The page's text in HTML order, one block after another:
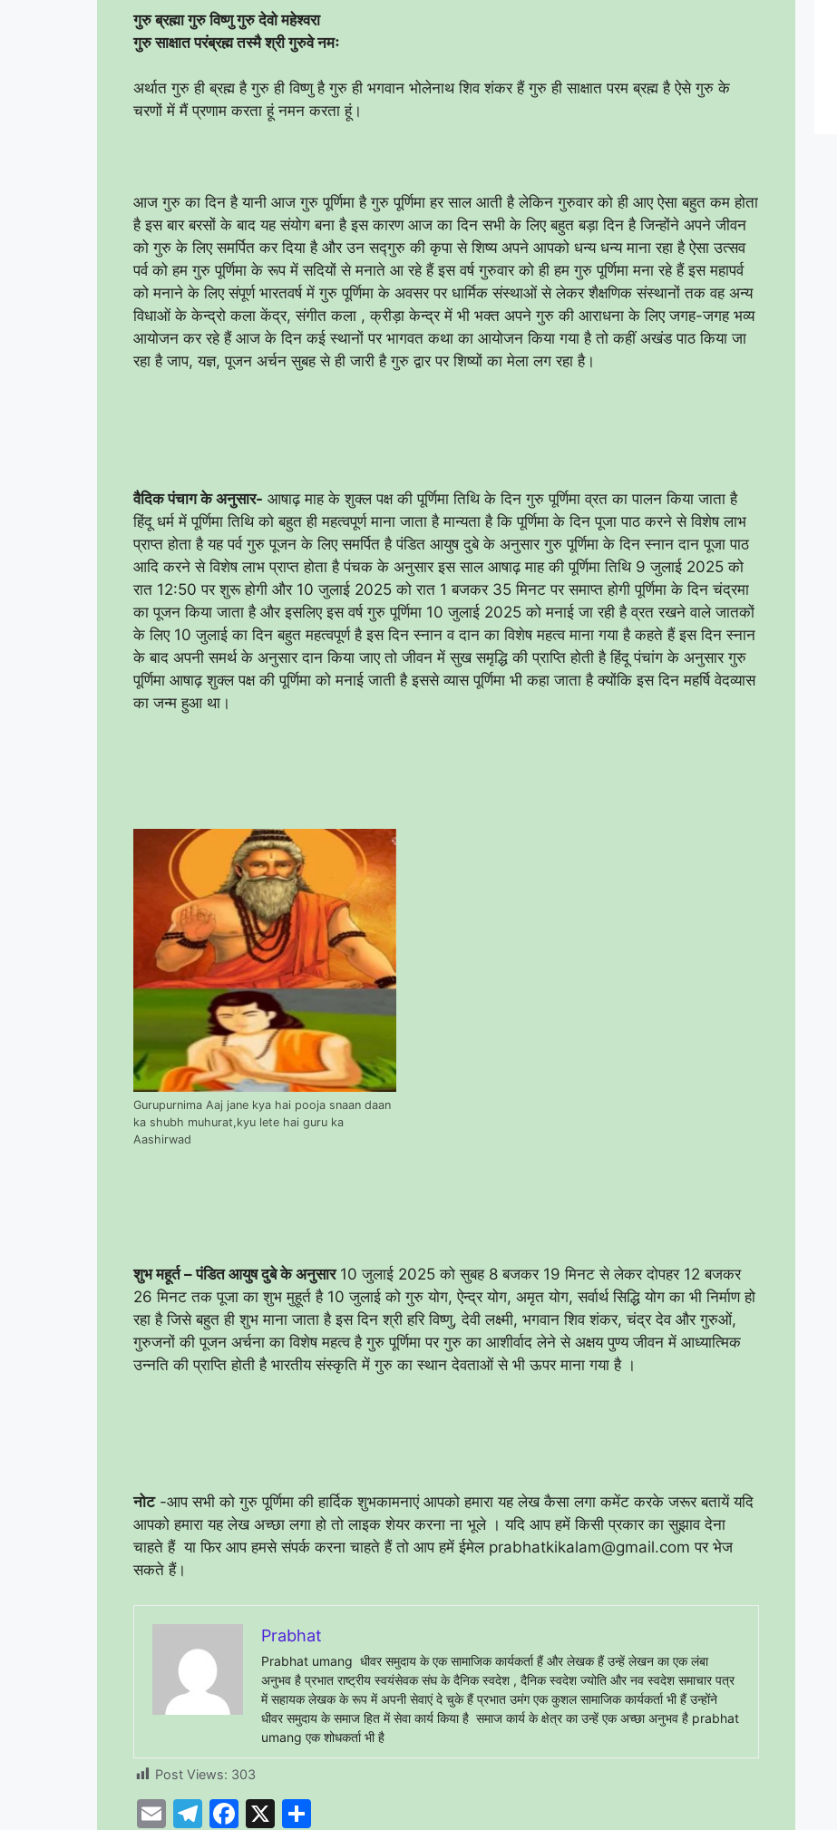
गुरु ब्रह्मा गुरु विष्णु गुरु देवो महेश्वरा
गुरु साक्षात परंब्रह्म तस्मै श्री गुरुवे नमः
अर्थात गुरु ही ब्रह्म है गुरु ही विष्णु है गुरु ही भगवान भोलेनाथ शिव शंकर हैं गुरु ही साक्षात परम ब्रह्म है ऐसे गुरु के
चरणों में मैं प्रणाम करता हूं नमन करता हूं।
आज गुरु का दिन है यानी आज गुरु पूर्णिमा है गुरु पूर्णिमा हर साल आती है लेकिन गुरुवार को ही आए ऐसा बहुत कम होता
है इस बार बरसों के बाद यह संयोग बना है इस कारण आज का दिन सभी के लिए बहुत बड़ा दिन है जिन्होंने अपने जीवन
को गुरु के लिए समर्पित कर दिया है और उन सद्गुरु की कृपा से शिष्य अपने आपको धन्य धन्य माना रहा है ऐसा उत्सव
पर्व को हम गुरु पूर्णिमा के रूप में सदियों से मनाते आ रहे हैं इस वर्ष गुरुवार को ही हम गुरु पूर्णिमा मना रहे हैं इस महापर्व
को मनाने के लिए संपूर्ण भारतवर्ष में गुरु पूर्णिमा के अवसर पर धार्मिक संस्थाओं से लेकर शैक्षणिक संस्थानों तक वह अन्य
विधाओं के केन्द्रो कला केंद्र, संगीत कला , क्रीड़ा केन्द्र में भी भक्त अपने गुरु की आराधना के लिए जगह-जगह भव्य
आयोजन कर रहे हैं आज के दिन कई स्थानों पर भागवत कथा का आयोजन किया गया है तो कहीं अखंड पाठ किया जा
रहा है जाप, यज्ञ, पूजन अर्चन सुबह से ही जारी है गुरु द्वार पर शिष्यों का मेला लग रहा है।
वैदिक पंचाग के अनुसार- आषाढ़ माह के शुक्ल पक्ष की पूर्णिमा तिथि के दिन गुरु पूर्णिमा व्रत का पालन किया जाता है
हिंदू धर्म में पूर्णिमा तिथि को बहुत ही महत्वपूर्ण माना जाता है मान्यता है कि पूर्णिमा के दिन पूजा पाठ करने से विशेष लाभ
प्राप्त होता है यह पर्व गुरु पूजन के लिए समर्पित है पंडित आयुष दुबे के अनुसार गुरु पूर्णिमा के दिन स्नान दान पूजा पाठ
आदि करने से विशेष लाभ प्राप्त होता है पंचक के अनुसार इस साल आषाढ़ माह की पूर्णिमा तिथि 9 जुलाई 2025 को
रात 12:50 पर शुरू होगी और 10 जुलाई 2025 को रात 1 बजकर 35 मिनट पर समाप्त होगी पूर्णिमा के दिन चंद्रमा
का पूजन किया जाता है और इसलिए इस वर्ष गुरु पूर्णिमा 10 जुलाई 2025 को मनाई जा रही है व्रत रखने वाले जातकों
के लिए 10 जुलाई का दिन बहुत महत्वपूर्ण है इस दिन स्नान व दान का विशेष महत्व माना गया है कहते हैं इस दिन स्नान
के बाद अपनी समर्थ के अनुसार दान किया जाए तो जीवन में सुख समृद्धि की प्राप्ति होती है हिंदू पंचांग के अनुसार गुरु
पूर्णिमा आषाढ़ शुक्ल पक्ष की पूर्णिमा को मनाई जाती है इससे व्यास पूर्णिमा भी कहा जाता है क्योंकि इस दिन महर्षि वेदव्यास
का जन्म हुआ था।
Gurupurnima Aaj jane kya hai pooja snaan daan
ka shubh muhurat,kyu lete hai guru ka
Aashirwad
शुभ महूर्त – पंडित आयुष दुबे के अनुसार10 जुलाई 2025 को सुबह 8 बजकर 19 मिनट से लेकर दोपहर 12 बजकर
26 मिनट तक पूजा का शुभ मुहूर्त है 10 जुलाई को गुरु योग, ऐन्द्र योग, अमृत योग, सर्वार्थ सिद्धि योग का भी निर्माण हो
रहा है जिसे बहुत ही शुभ माना जाता है इस दिन श्री हरि विष्णु, देवी लक्ष्मी, भगवान शिव शंकर, चंद्र देव और गुरुओं,
गुरुजनों की पूजन अर्चना का विशेष महत्व है गुरु पूर्णिमा पर गुरु का आशीर्वाद लेने से अक्षय पुण्य जीवन में आध्यात्मिक
उन्नति की प्राप्ति होती है भारतीय संस्कृति में गुरु का स्थान देवताओं से भी ऊपर माना गया है ।
नोट-आप सभी को गुरु पूर्णिमा की हार्दिक शुभकामनाएं आपको हमारा यह लेख कैसा लगा कमेंट करके जरूर बतायें यदि
आपको हमारा यह लेख अच्छा लगा हो तो लाइक शेयर करना ना भूले । यदि आप हमें किसी प्रकार का सुझाव देना
चाहते हैं या फिर आप हमसे संपर्क करना चाहते हैं तो आप हमें ईमेल prabhatkikalam@gmail.com पर भेज
सकते हैं।
Prabhat
Prabhat umang धीवर समुदाय के एक सामाजिक कार्यकर्ता हैं और लेखक हैं उन्हें लेखन का एक लंबा
अनुभव है प्रभात राष्ट्रीय स्वयंसेवक संघ के दैनिक स्वदेश , दैनिक स्वदेश ज्योति और नव स्वदेश समाचार पत्र
में सहायक लेखक के रूप में अपनी सेवाएं दे चुके हैं प्रभात उमंग एक कुशल सामाजिक कार्यकर्ता भी हैं उन्होंने
धीवर समुदाय के समाज हित में सेवा कार्य किया है समाज कार्य के क्षेत्र का उन्हें एक अच्छा अनुभव है prabhat
umang एक शोधकर्ता भी है
Post Views: 303
E
T
F
X